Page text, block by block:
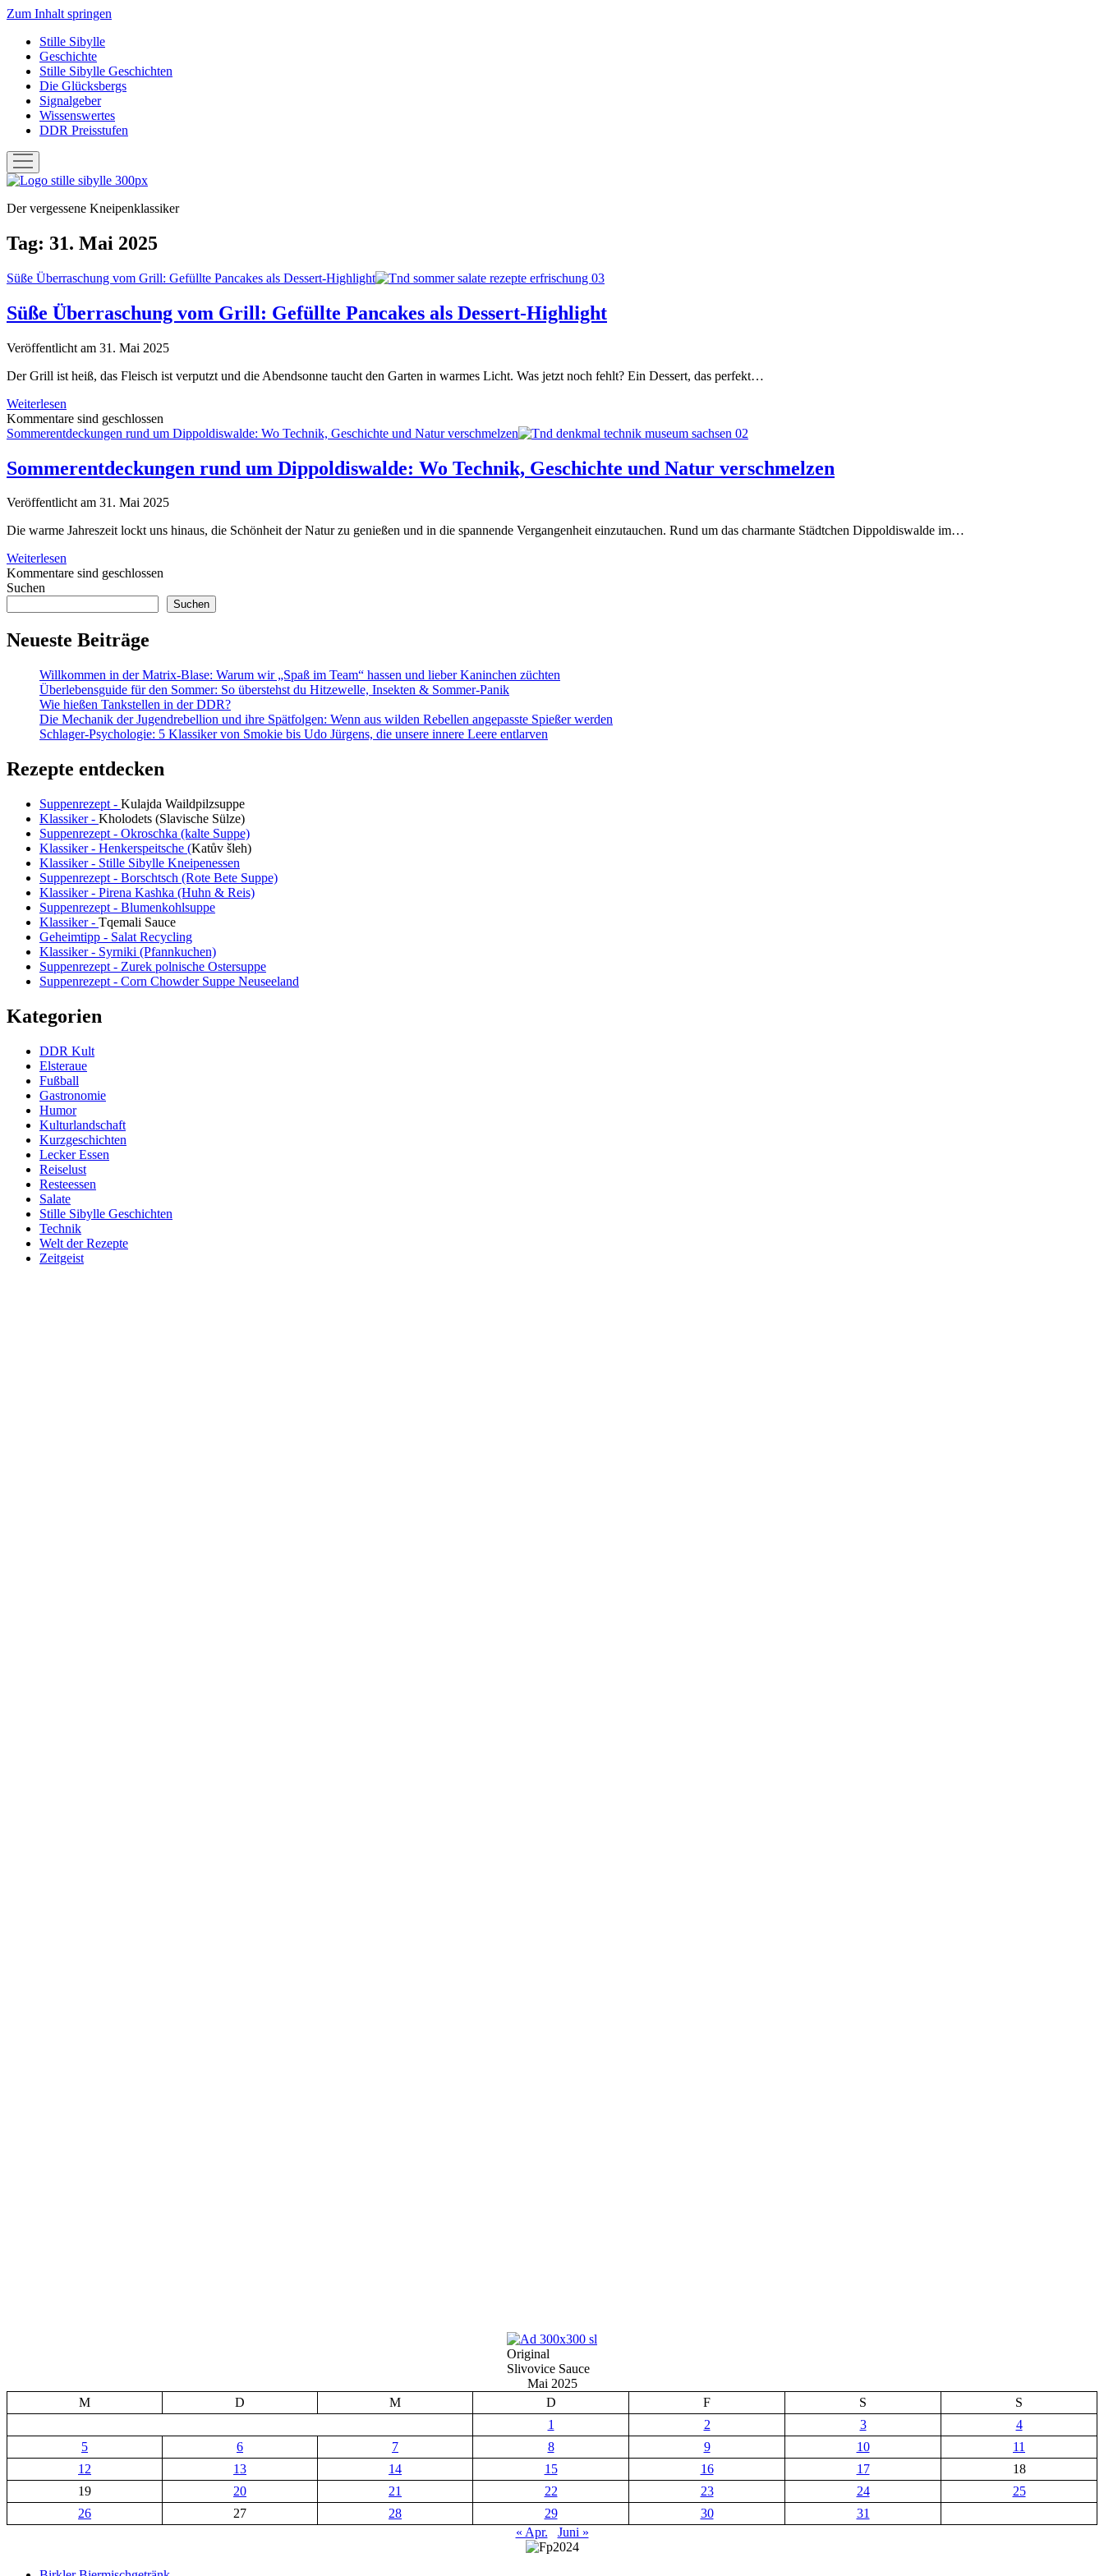
Zum Inhalt springen
Stille Sibylle
Geschichte
Stille Sibylle Geschichten
Die Glücksbergs
Signalgeber
Wissenswertes
DDR Preisstufen
Menü
öffnen
Stille
Der vergessene Kneipenklassiker
Tag: 31. Mai 2025
Süße Überraschung vom Grill: Gefüllte Pancakes als Dessert-Highlight
Süße Überraschung vom Grill: Gefüllte Pancakes als Dessert-Highlight
Veröffentlicht am 31. Mai 2025
Der Grill ist heiß, das Fleisch ist verputzt und die Abendsonne taucht den Garten in warmes Licht. Was jetzt noch fehlt? Ein Dessert, das perfekt…
Weiterlesen
Überraschung
vom
Gefüllte
Pancakes
Dessert-
Kommentare sind geschlossen
Sommerentdeckungen rund um Dippoldiswalde: Wo Technik, Geschichte und Natur verschmelzen
Sommerentdeckungen rund um Dippoldiswalde: Wo Technik, Geschichte und Natur verschmelzen
Veröffentlicht am 31. Mai 2025
Die warme Jahreszeit lockt uns hinaus, die Schönheit der Natur zu genießen und in die spannende Vergangenheit einzutauchen. Rund um das charmante Städtchen Dippoldiswalde im…
Weiterlesen
rund
Wo
Technik,
Geschichte
Natur
verschmelzen
Kommentare sind geschlossen
Sidebar
Suchen
Suchen
Neueste Beiträge
Willkommen in der Matrix-Blase: Warum wir „Spaß im Team“ hassen und lieber Kaninchen züchten
Überlebensguide für den Sommer: So überstehst du Hitzewelle, Insekten & Sommer-Panik
Wie hießen Tankstellen in der DDR?
Die Mechanik der Jugendrebellion und ihre Spätfolgen: Wenn aus wilden Rebellen angepasste Spießer werden
Schlager-Psychologie: 5 Klassiker von Smokie bis Udo Jürgens, die unsere innere Leere entlarven
Rezepte entdecken
Suppenrezept - Kulajda Waildpilzsuppe
Klassiker - Kholodets (Slavische Sülze)
Suppenrezept - Okroschka (kalte Suppe)
Klassiker - Henkerspeitsche (Katův šleh)
Klassiker - Stille Sibylle Kneipenessen
Suppenrezept - Borschtsch (Rote Bete Suppe)
Klassiker - Pirena Kashka (Huhn & Reis)
Suppenrezept - Blumenkohlsuppe
Klassiker - Tqemali Sauce
Geheimtipp - Salat Recycling
Klassiker - Syrniki (Pfannkuchen)
Suppenrezept - Zurek polnische Ostersuppe
Suppenrezept - Corn Chowder Suppe Neuseeland
Kategorien
DDR Kult
Elsteraue
Fußball
Gastronomie
Humor
Kulturlandschaft
Kurzgeschichten
Lecker Essen
Reiselust
Resteessen
Salate
Stille Sibylle Geschichten
Technik
Welt der Rezepte
Zeitgeist
Original
Slivovice Sauce
Mai 2025
M
D M D F S
S
1
2 3
4
5
6 7 8 9 10
11
12
13 14 15 16 17
18
19
20 21 22 23 24
25
26
27 28 29 30
31
« Apr.
Juni »